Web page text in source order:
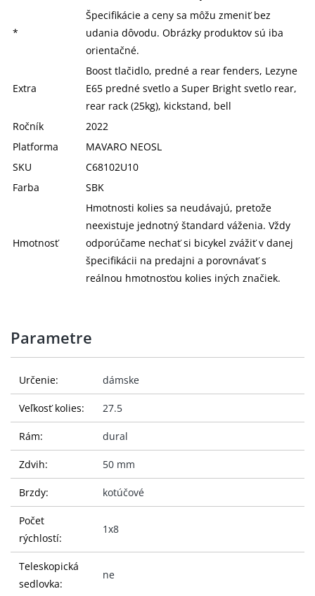
*
Špecifikácie a ceny sa môžu zmeniť bez
udania dôvodu. Obrázky produktov sú iba
orientačné.
Extra
Boost tlačidlo, predné a rear fenders, Lezyne
E65 predné svetlo a Super Bright svetlo rear,
rear rack (25kg), kickstand, bell
Ročník
2022
Platforma
MAVARO NEOSL
SKU
C68102U10
Farba
SBK
Hmotnosť
Hmotnosti kolies sa neudávajú, pretože
neexistuje jednotný štandard váženia. Vždy
odporúčame nechať si bicykel zvážiť v danej
špecifikácii na predajni a porovnávať s
reálnou hmotnosťou kolies iných značiek.
Parametre
Určenie: dámske
Veľkosť kolies: 27.5
Rám: dural
Zdvih: 50 mm
Brzdy: kotúčové
Počet
rýchlostí:
1x8
Teleskopická
sedlovka:
ne